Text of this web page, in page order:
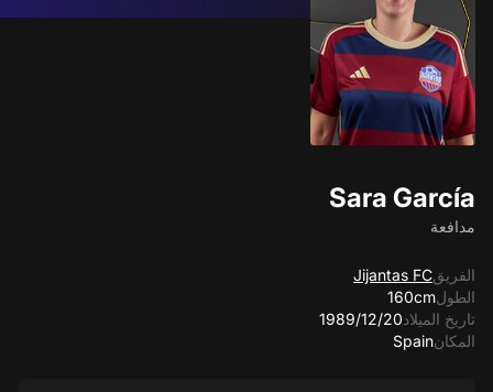
Sara García
مدافعة
الفريقJijantas FC
الطول160cm
تاريخ الميلاد20‏/12‏/1989
المكانSpain